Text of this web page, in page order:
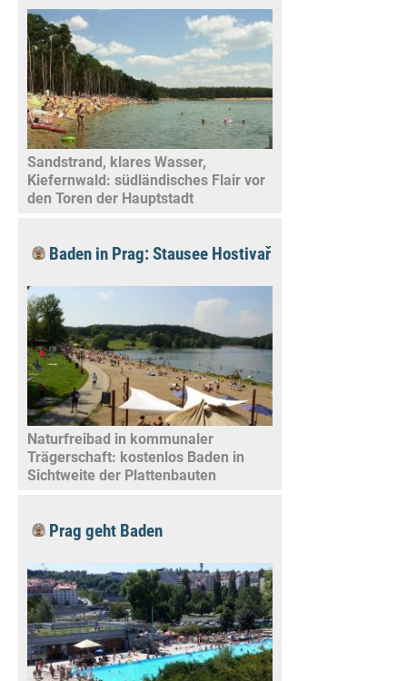
Sandstrand, klares Wasser,
Kiefernwald: südländisches Flair vor
den Toren der Hauptstadt
Baden in Prag: Stausee Hostivař
Naturfreibad in kommunaler
Trägerschaft: kostenlos Baden in
Sichtweite der Plattenbauten
Prag geht Baden